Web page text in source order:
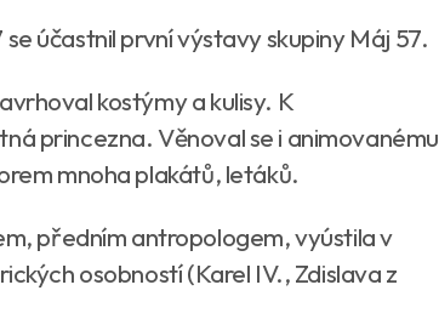
účastnil první výstavy skupiny Máj 57.
kostýmy a kulisy. K
princezna. Věnoval se i animovanému
mnoha plakátů, letáků.
předním antropologem, vyústila v
osobností (Karel IV., Zdislava z